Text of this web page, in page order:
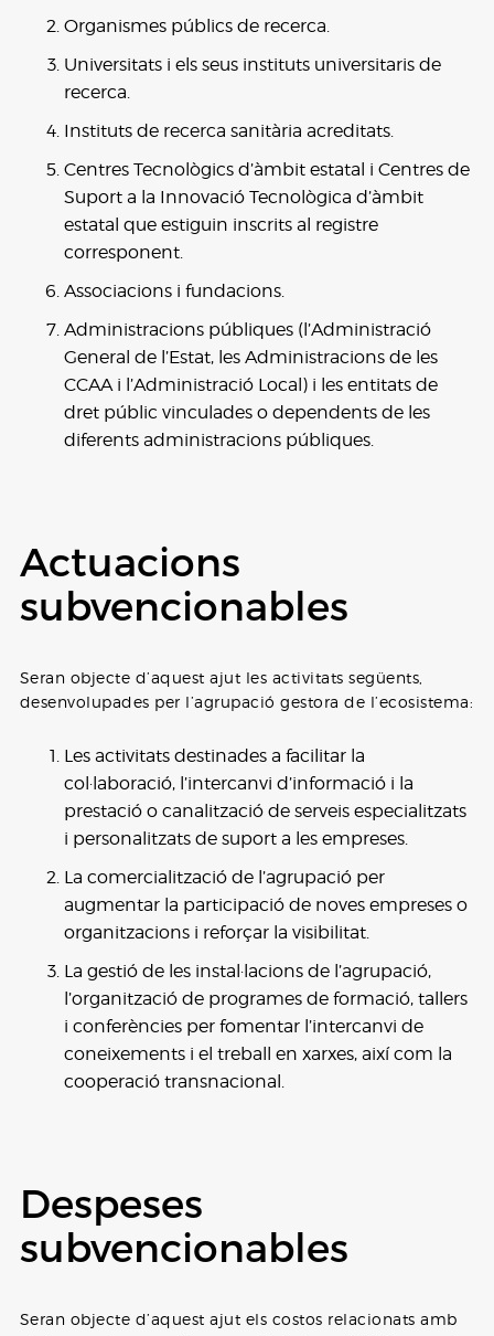
Organismes públics de recerca.
Universitats i els seus instituts universitaris de
recerca.
Instituts de recerca sanitària acreditats.
Centres Tecnològics d’àmbit estatal i Centres de
Suport a la Innovació Tecnològica d’àmbit
estatal que estiguin inscrits al registre
corresponent.
Associacions i fundacions.
Administracions públiques (l’Administració
General de l’Estat, les Administracions de les
CCAA i l’Administració Local) i les entitats de
dret públic vinculades o dependents de les
diferents administracions públiques.
Actuacions
subvencionables
Seran objecte d’aquest ajut les activitats següents,
desenvolupades per l’agrupació gestora de l’ecosistema:
Les activitats destinades a facilitar la
col·laboració, l’intercanvi d’informació i la
prestació o canalització de serveis especialitzats
i personalitzats de suport a les empreses.
La comercialització de l’agrupació per
augmentar la participació de noves empreses o
organitzacions i reforçar la visibilitat.
La gestió de les instal·lacions de l’agrupació,
l’organització de programes de formació, tallers
i conferències per fomentar l’intercanvi de
coneixements i el treball en xarxes, així com la
cooperació transnacional.
Despeses
subvencionables
Seran objecte d’aquest ajut els costos relacionats amb